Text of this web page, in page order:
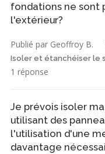
fondations ne sont
l'extérieur?
Publié par Geoffroy B.
Isoler et étanchéiser le
1 réponse
Je prévois isoler
utilisant des
l'utilisation d'une
davantage